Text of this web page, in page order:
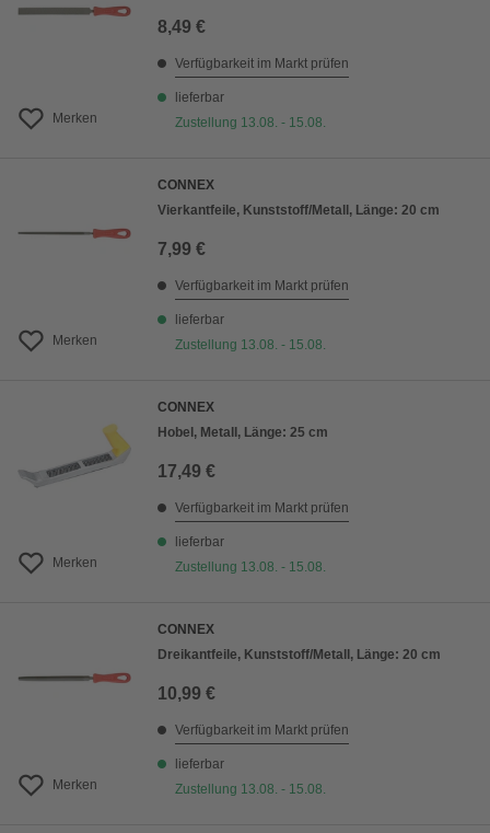
Merken
8,49 €
Verfügbarkeit im Markt prüfen
lieferbar
Zustellung 13.08. - 15.08.
Merken
CONNEX
Vierkantfeile, Kunststoff/Metall, Länge: 20 cm
7,99 €
Verfügbarkeit im Markt prüfen
lieferbar
Zustellung 13.08. - 15.08.
Merken
CONNEX
Hobel, Metall, Länge: 25 cm
17,49 €
Verfügbarkeit im Markt prüfen
lieferbar
Zustellung 13.08. - 15.08.
Merken
CONNEX
Dreikantfeile, Kunststoff/Metall, Länge: 20 cm
10,99 €
Verfügbarkeit im Markt prüfen
lieferbar
Zustellung 13.08. - 15.08.